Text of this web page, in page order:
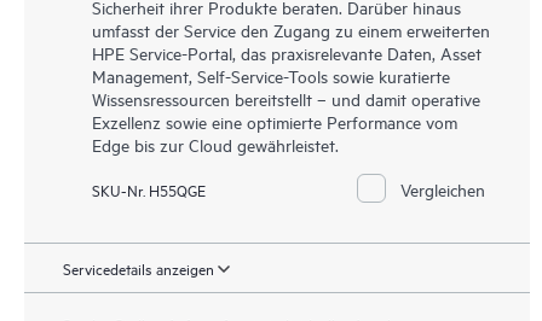
Sicherheit ihrer Produkte beraten. Darüber hinaus
umfasst der Service den Zugang zu einem erweiterten
HPE Service-Portal, das praxisrelevante Daten, Asset
Management, Self-Service-Tools sowie kuratierte
Wissensressourcen bereitstellt – und damit operative
Exzellenz sowie eine optimierte Performance vom
Edge bis zur Cloud gewährleistet.
SKU-Nr. H55QGE Vergleichen
Servicedetails anzeigen